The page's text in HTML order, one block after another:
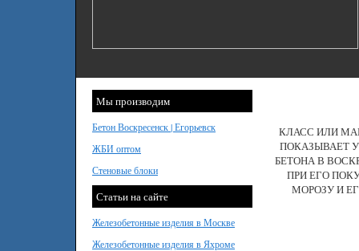
Мы производим
Бетон Воскресенск | Егорьевск
ЖБИ оптом
Стеновые блоки
Статьи на сайте
Железобетонные изделия в Москве
Железобетонные изделия в Яхроме
КЛАСС ИЛИ
ПОКАЗЫВАЕТ
БЕТОНА В
ПРИ ЕГО
МОРОЗУ И